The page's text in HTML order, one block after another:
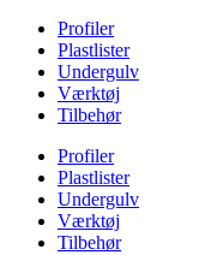
Profiler
Plastlister
Undergulv
Værktøj
Tilbehør
Profiler
Plastlister
Undergulv
Værktøj
Tilbehør